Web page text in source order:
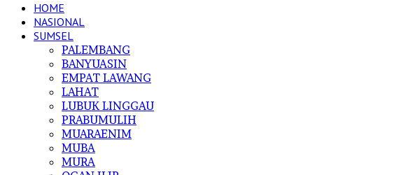
HOME
NASIONAL
SUMSEL
PALEMBANG
BANYUASIN
EMPAT LAWANG
LAHAT
LUBUK LINGGAU
PRABUMULIH
MUARAENIM
MUBA
MURA